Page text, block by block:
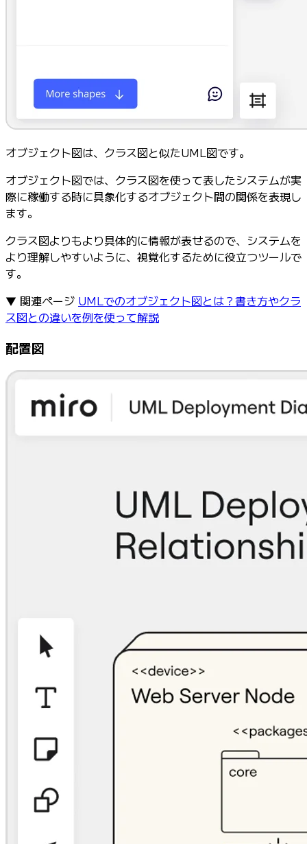
オブジェクト図は、クラス図と似たUML図です。
オブジェクト図では、クラス図を使って表したシステムが実
際に稼働する時に具象化するオブジェクト間の関係を表現し
ます。
クラス図よりもより具体的に情報が表せるので、システムを
より理解しやすいように、視覚化するために役立つツールで
す。
▼ 関連ページ UMLでのオブジェクト図とは？書き方やクラ
ス図との違いを例を使って解説
配置図